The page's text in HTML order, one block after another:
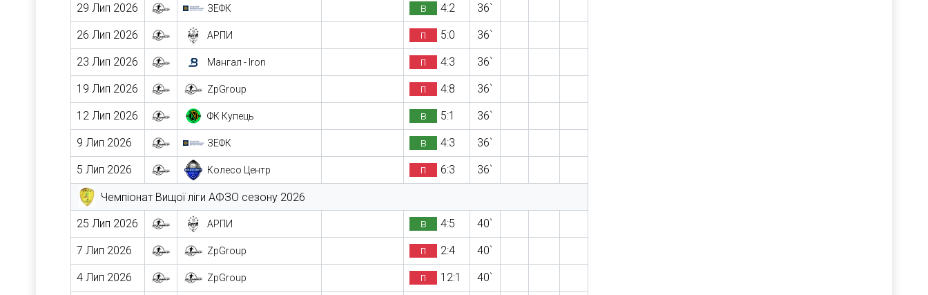
29 Лип 2026 ЗЕФК в 4:2 36`
26 Лип 2026 АРПИ п 5:0 36`
23 Лип 2026 Мангал - Iron п 4:3 36`
19 Лип 2026 ZpGroup п 4:8 36`
12 Лип 2026 ФК Купець в 5:1 36`
9 Лип 2026 ЗЕФК в 4:3 36`
5 Лип 2026 Колесо Центр п 6:3 36`
Чемпіонат Вищої ліги АФЗО сезону 2026
25 Лип 2026 АРПИ в 4:5 40`
7 Лип 2026 ZpGroup п 2:4 40`
4 Лип 2026 ZpGroup п 12:1 40`